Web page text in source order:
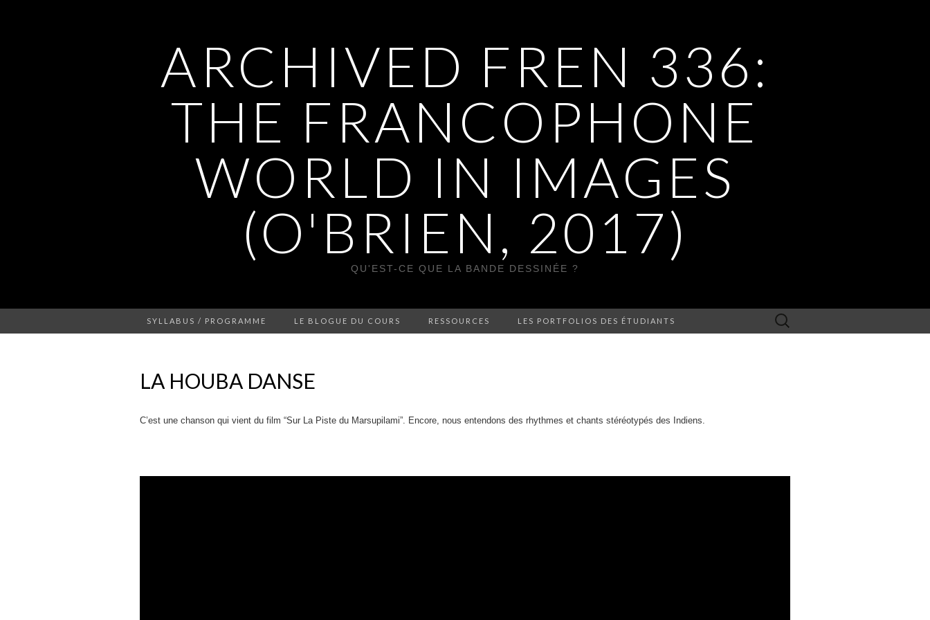
ARCHIVED FREN 336:
THE FRANCOPHONE
WORLD IN IMAGES
(O'BRIEN, 2017)
QU'EST-CE QUE LA BANDE DESSINÉE ?
SYLLABUS / PROGRAMME LE BLOGUE DU COURS RESSOURCES LES PORTFOLIOS DES ÉTUDIANTS Rechercher :
LA HOUBA DANSE
C’est une chanson qui vient du film “Sur La Piste du Marsupilami”. Encore, nous entendons des rhythmes et chants stéréotypés des Indiens.